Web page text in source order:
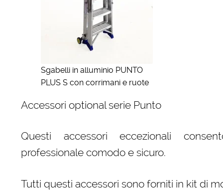
Sgabelli in alluminio PUNTO
PLUS S con corrimani e ruote
Accessori optional serie Punto
Questi accessori eccezionali
professionale comodo e sicuro.
Tutti questi accessori sono forniti in kit di